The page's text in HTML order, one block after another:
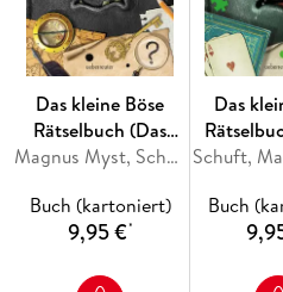
Fördert Konzentration &
Abwechslungsreiche
Clever, witzig und interaktiv:
Fans vom kleinen Bösen Buch!
Das kleine Böse
Rätselbuch (Das
kleine Böse Buch,Magnus Myst, Schuft
Buch (kartoniert)
9,95 €*
Das
kleine
Buch